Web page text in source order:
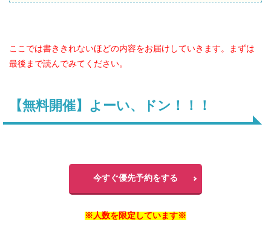
ここでは書ききれないほどの内容をお届けしていきます。まずは
最後まで読んでみてください。
【無料開催】よーい、ドン！！！
今すぐ優先予約をする
※人数を限定しています※